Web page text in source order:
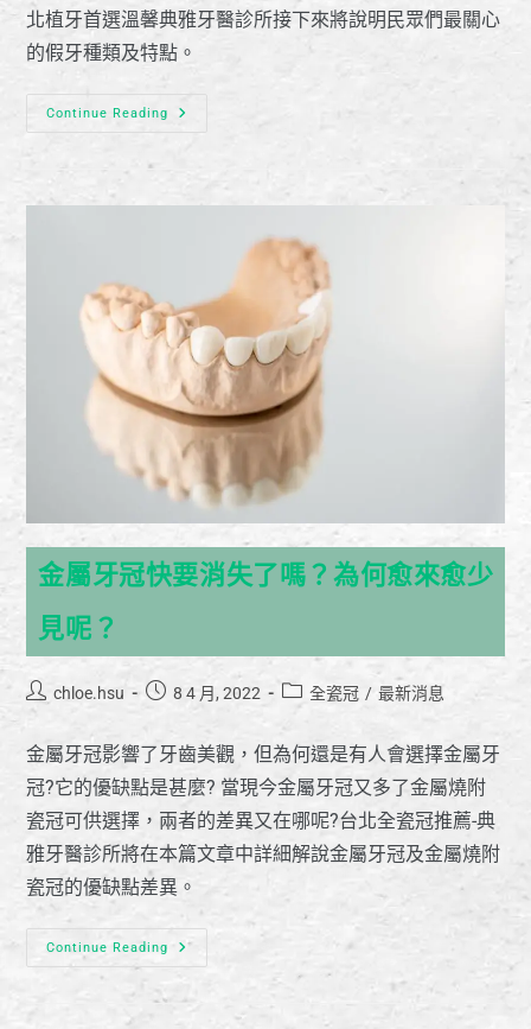
北植牙首選溫馨典雅牙醫診所接下來將說明民眾們最關心
的假牙種類及特點。
Continue Reading
金屬牙冠快要消失了嗎？為何愈來愈少
見呢？
chloe.hsu 8 4 月, 2022 全瓷冠 / 最新消息
金屬牙冠影響了牙齒美觀，但為何還是有人會選擇金屬牙
冠?它的優缺點是甚麼? 當現今金屬牙冠又多了金屬燒附
瓷冠可供選擇，兩者的差異又在哪呢?台北全瓷冠推薦-典
雅牙醫診所將在本篇文章中詳細解說金屬牙冠及金屬燒附
瓷冠的優缺點差異。
Continue Reading